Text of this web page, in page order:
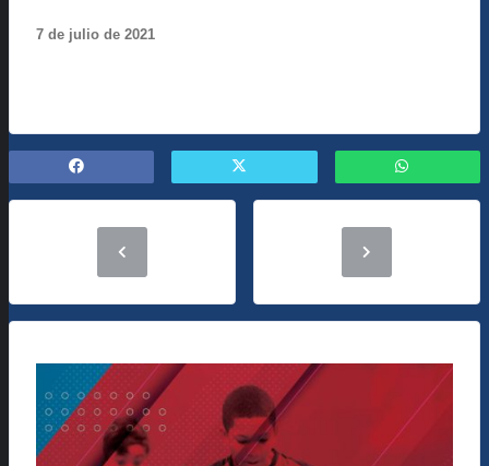
7 de julio de 2021